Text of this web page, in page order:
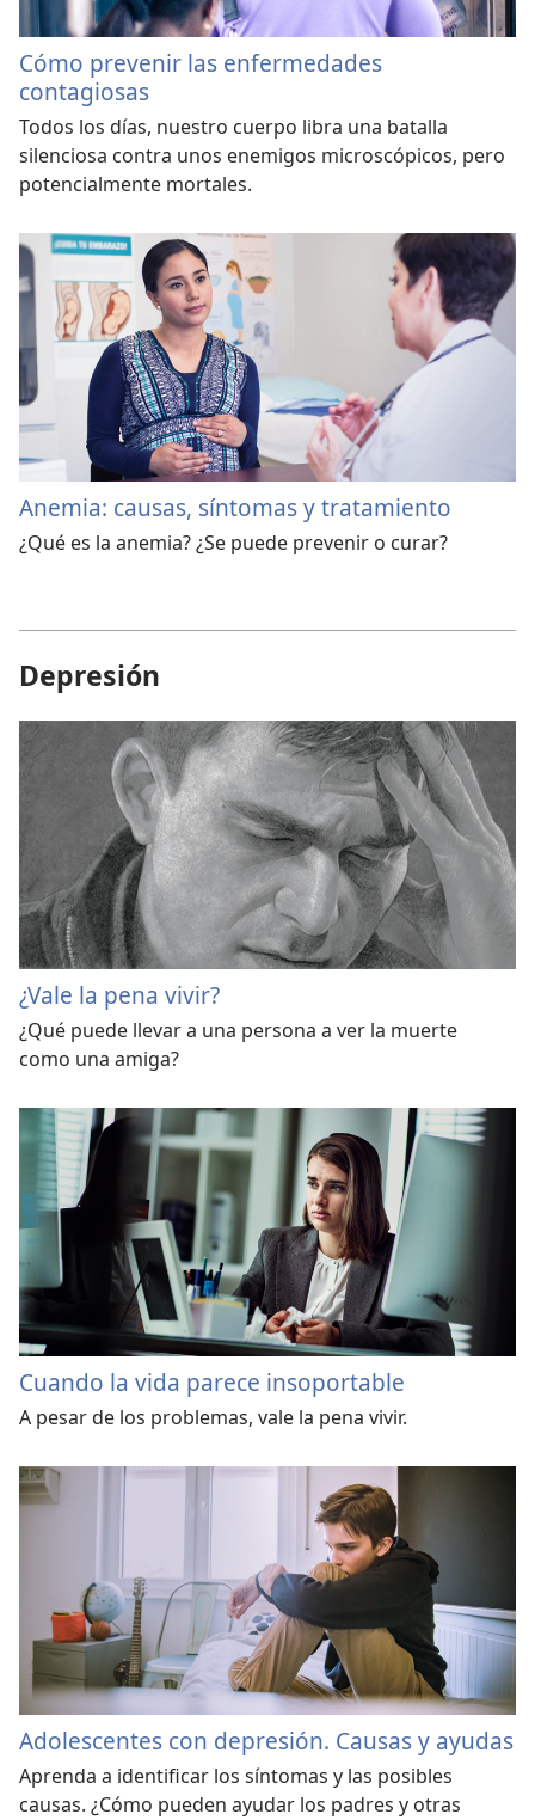
Cómo prevenir las enfermedades
contagiosas
Todos los días, nuestro cuerpo libra una batalla
silenciosa contra unos enemigos microscópicos, pero
potencialmente mortales.
Anemia: causas, síntomas y tratamiento
¿Qué es la anemia? ¿Se puede prevenir o curar?
Depresión
¿Vale la pena vivir?
¿Qué puede llevar a una persona a ver la muerte
como una amiga?
Cuando la vida parece insoportable
A pesar de los problemas, vale la pena vivir.
Adolescentes con depresión. Causas y ayudas
Aprenda a identificar los síntomas y las posibles
causas. ¿Cómo pueden ayudar los padres y otras